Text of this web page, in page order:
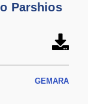
GEMARA